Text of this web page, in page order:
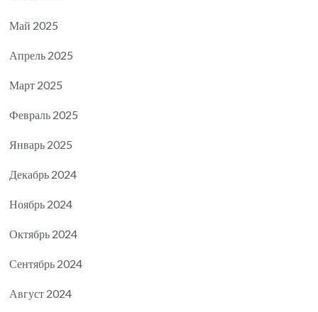
Май 2025
Апрель 2025
Март 2025
Февраль 2025
Январь 2025
Декабрь 2024
Ноябрь 2024
Октябрь 2024
Сентябрь 2024
Август 2024